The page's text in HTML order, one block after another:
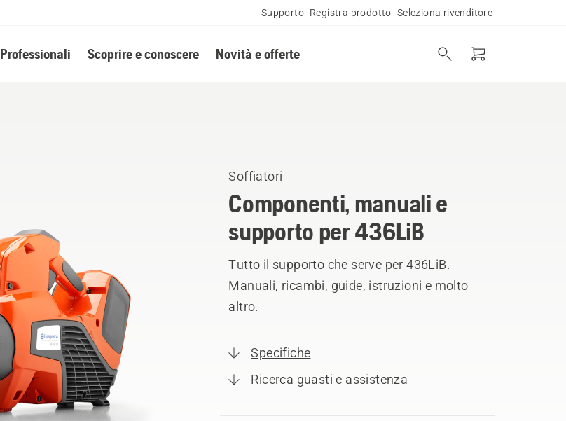
Supporto Registra prodotto Seleziona rivenditore
Professionali Scoprire e conoscere Novità e offerte
Soffiatori
Componenti, manuali e
supporto per 436LiB
Tutto il supporto che serve per 436LiB.
Manuali, ricambi, guide, istruzioni e molto
altro.
Specifiche
Ricerca guasti e assistenza